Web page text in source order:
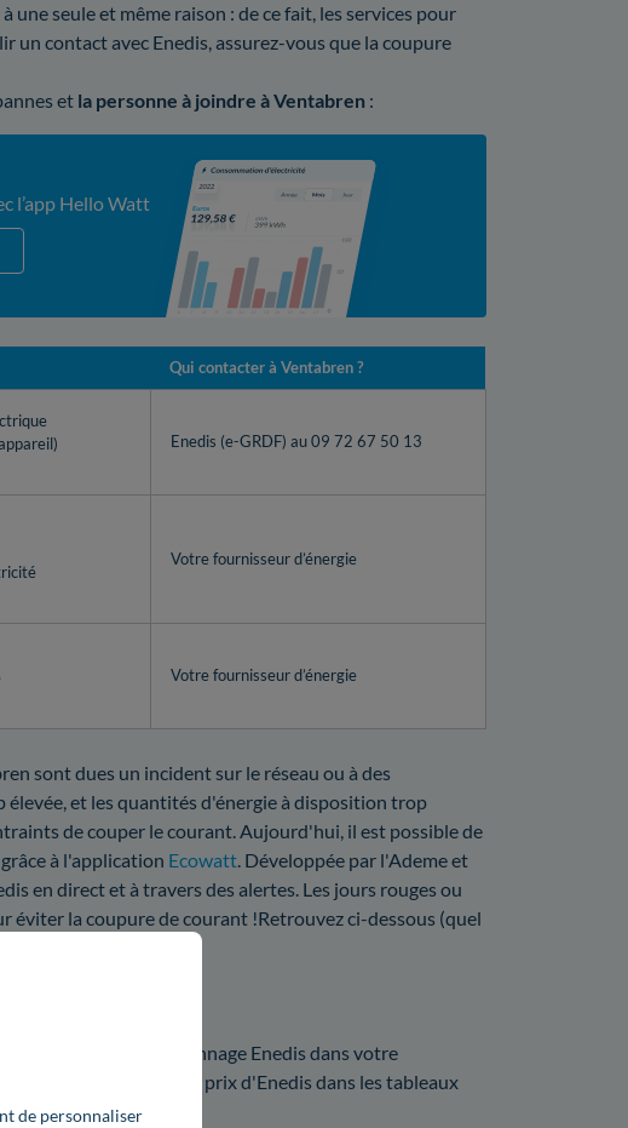
de personnaliser
seule et même raison : de ce fait, les services pour
un contact avec Enedis, assurez-vous que la coupure
et la personne à joindre à Ventabren :
l’app Hello Watt
Qui contacter à Ventabren ?
Enedis (e-GRDF) au 09 72 67 50 13
Votre fournisseur d’énergie
Votre fournisseur d’énergie
sont dues un incident sur le réseau ou à des
et les quantités d'énergie à disposition trop
de couper le courant. Aujourd'hui, il est possible de
à l'application Ecowatt. Développée par l'Ademe et
en direct et à travers des alertes. Les jours rouges ou
la coupure de courant !Retrouvez ci-dessous (quel
13122 ?
sur le prix d'un dépannage Enedis dans votre
un récapitulatif des prix d'Enedis dans les tableaux